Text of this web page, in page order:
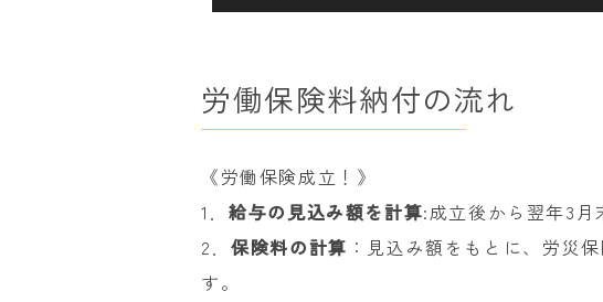
労働保険料納付の流れ
《労働保険成立！》
1．給与の見込み額を計算:成立後から翌年3月
2．保険料の計算 ：見込み額をもとに、労災
す。